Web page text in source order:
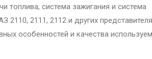
топлива, система зажигания и система
2111, 2112 и других
особенностей и качества